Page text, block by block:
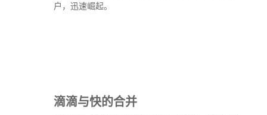
户，迅速崛起。
滴滴与快的合并